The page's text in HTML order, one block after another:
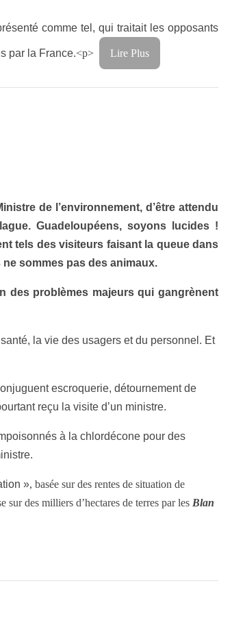
comme tel, qui traitait les opposants
par la France.<p> Lire Plus
de l’environnement, d’être attendu
Guadeloupéens, soyons lucides !
tels des visiteurs faisant la queue dans
sommes pas des animaux.
des problèmes majeurs qui gangrènent
la vie des usagers et du personnel. Et
escroquerie, détournement de
reçu la visite d’un ministre.
à la chlordécone pour des
», basée sur des rentes de situation de
des milliers d’hectares de terres par les Blan